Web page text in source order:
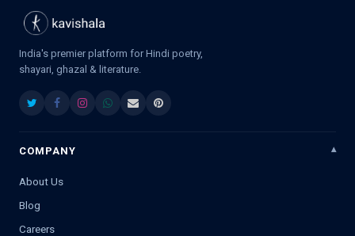
India's premier platform for Hindi poetry,
shayari, ghazal & literature.
COMPANY
About Us
Blog
Careers